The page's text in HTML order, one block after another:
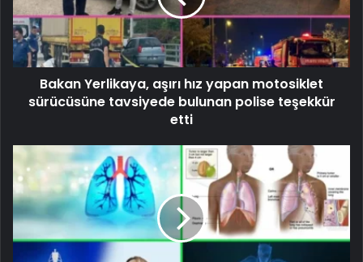
Bakan Yerlikaya, aşırı hız yapan motosiklet
sürücüsüne tavsiyede bulunan polise teşekkür
etti